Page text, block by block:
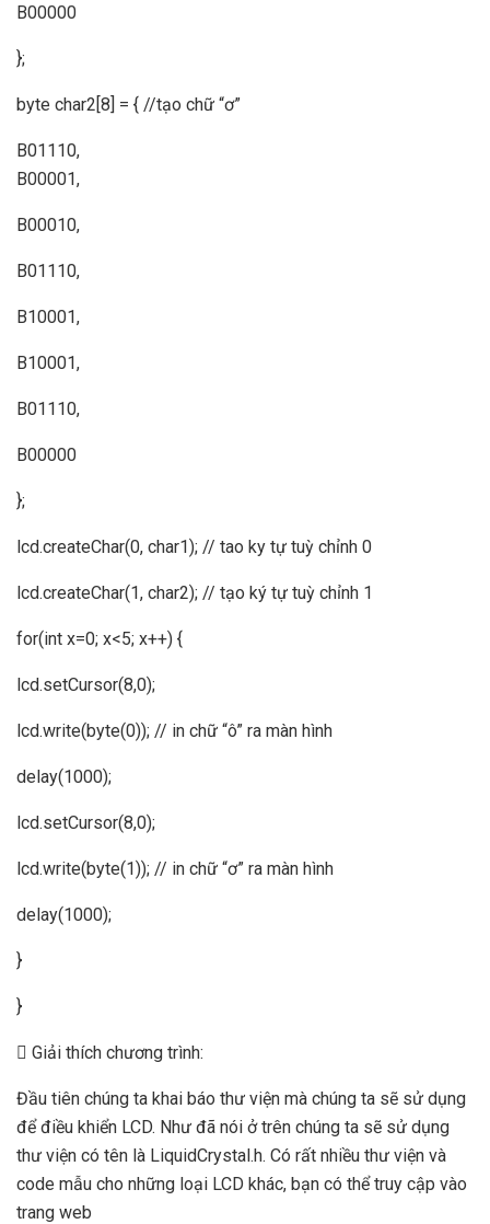
B00000
};
byte char2[8] = { //tạo chữ “ơ”
B01110,
B00001,
B00010,
B01110,
B10001,
B10001,
B01110,
B00000
};
lcd.createChar(0, char1); // tao ky tự tuỳ chỉnh 0
lcd.createChar(1, char2); // tạo ký tự tuỳ chỉnh 1
for(int x=0; x<5; x++) {
lcd.setCursor(8,0);
lcd.write(byte(0)); // in chữ “ô” ra màn hình
delay(1000);
lcd.setCursor(8,0);
lcd.write(byte(1)); // in chữ “ơ” ra màn hình
delay(1000);
}
}
 Giải thích chương trình:
Đầu tiên chúng ta khai báo thư viện mà chúng ta sẽ sử dụng
để điều khiển LCD. Như đã nói ở trên chúng ta sẽ sử dụng
thư viện có tên là LiquidCrystal.h. Có rất nhiều thư viện và
code mẫu cho những loại LCD khác, bạn có thể truy cập vào
trang web